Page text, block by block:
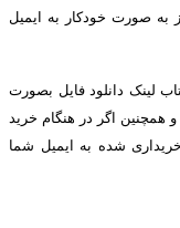
به صورت خودکار به ایمیل
لینک دانلود فایل بصورت
همچنین اگر در هنگام خرید
شده به ایمیل شما